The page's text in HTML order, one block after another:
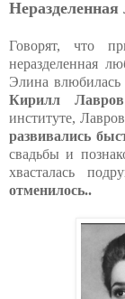
Говорят, что
неразделенная
Элина влюбилась
Кирилл Лавров
институте,
развивались
свадьбы и
хвасталась
отменилось..